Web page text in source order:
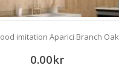
imitation Aparici Branch Oak
0.00kr